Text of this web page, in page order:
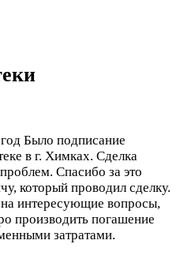
Было подписание
в г. Химках. Сделка
Спасибо за это
который проводил сделку.
интересующие вопросы,
производить погашение
затратами.